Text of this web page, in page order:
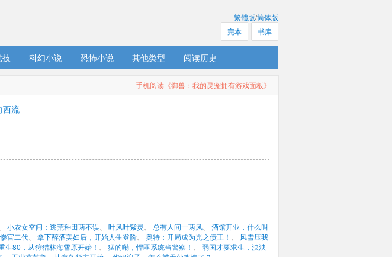
繁體版/简体版
书库
完本
技 科幻小说 恐怖小说 其他类型 阅读历史
手机阅读《御兽：我的灵宠拥有游戏面板》
西流
小农女空间：逃荒种田两不误 叶风叶紫灵 总有人间一两风
酒馆开业，什么叫
官二代 拿下醉酒美妇后，开始人生登阶 奥特：开局成为光之债王！
风雪压我
生80，从狩猎林海雪原开始！ 猛的嘞，悍匪系统当警察！
弱国才要求生，泱泱